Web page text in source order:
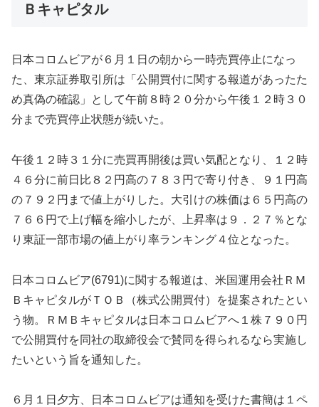
Ｂキャピタル
日本コロムビアが６月１日の朝から一時売買停止になっ
た、東京証券取引所は「公開買付に関する報道があったた
め真偽の確認」として午前８時２０分から午後１２時３０
分まで売買停止状態が続いた。
午後１２時３１分に売買再開後は買い気配となり、１２時
４６分に前日比８２円高の７８３円で寄り付き、９１円高
の７９２円まで値上がりした。大引けの株価は６５円高の
７６６円で上げ幅を縮小したが、上昇率は９．２７％とな
り東証一部市場の値上がり率ランキング４位となった。
日本コロムビア(6791)に関する報道は、米国運用会社ＲＭ
ＢキャピタルがＴＯＢ（株式公開買付）を提案されたとい
う物。ＲＭＢキャピタルは日本コロムビアへ１株７９０円
で公開買付を同社の取締役会で賛同を得られるなら実施し
たいという旨を通知した。
６月１日夕方、日本コロムビアは通知を受けた書簡は１ペ